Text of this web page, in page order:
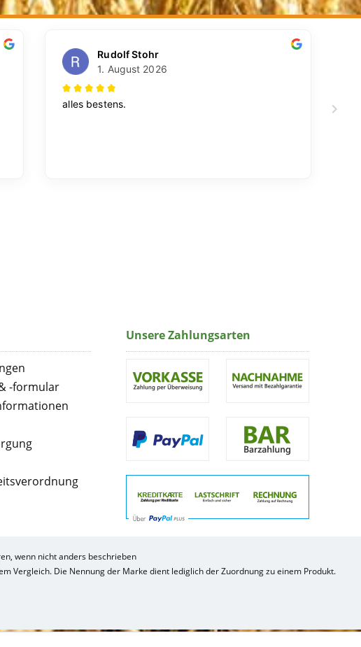
-formular
Unsere Zahlungsarten
wenn nicht anders beschrieben
Vergleich. Die Nennung der Marke dient lediglich der Zuordnung zu einem Produkt.